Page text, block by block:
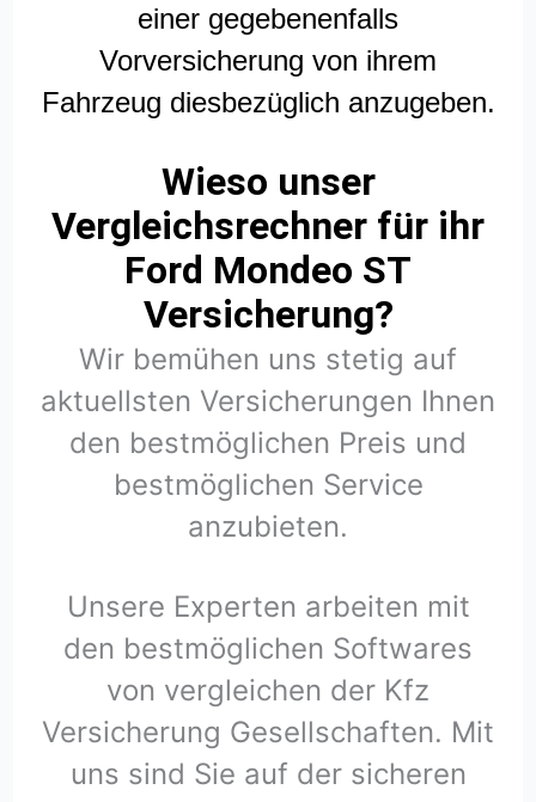
einer gegebenenfalls
Vorversicherung von ihrem
Fahrzeug diesbezüglich anzugeben.
Wieso unser
Vergleichsrechner für ihr
Ford Mondeo ST
Versicherung?
Wir bemühen uns stetig auf
aktuellsten Versicherungen Ihnen
den bestmöglichen Preis und
bestmöglichen Service
anzubieten.
Unsere Experten arbeiten mit
den bestmöglichen Softwares
von vergleichen der Kfz
Versicherung Gesellschaften. Mit
uns sind Sie auf der sicheren